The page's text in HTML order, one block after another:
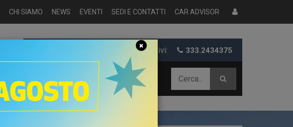
CHI SIAMO NEWS EVENTI SEDI E CONTATTI CAR ADVISOR
Chiamaci per informazioni e preventivi: 333.2434375
USATO AZIENDALE
×